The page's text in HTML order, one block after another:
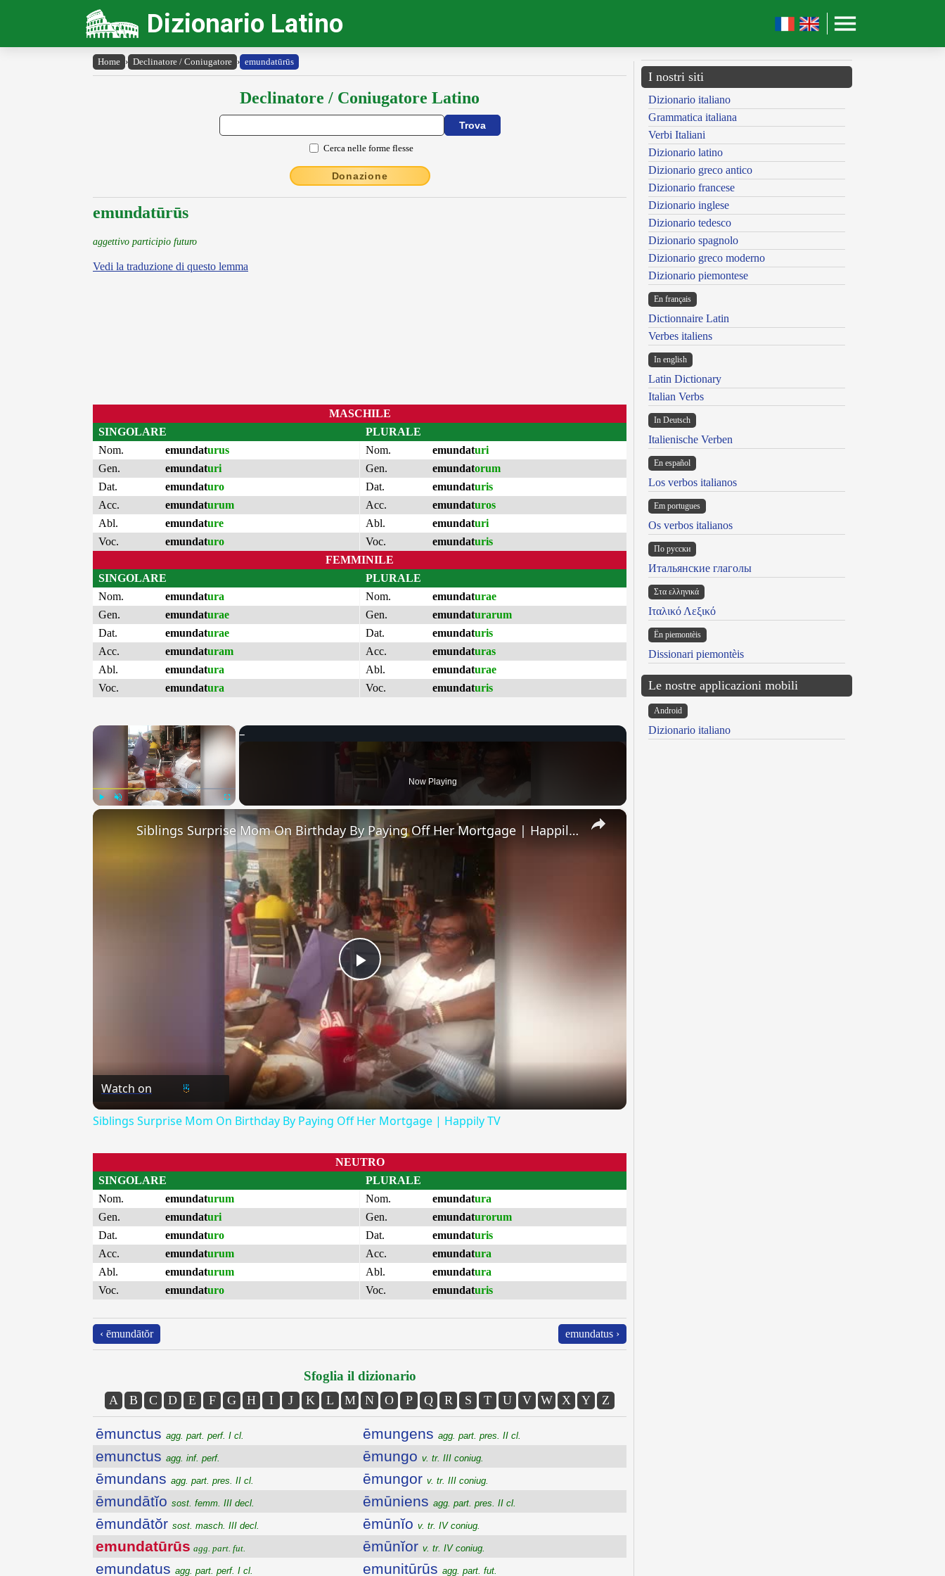
Dizionario Latino
Home › Declinatore / Coniugatore › emundatūrūs
Declinatore / Coniugatore Latino
Cerca nelle forme flesse
Donazione
emundatūrūs
aggettivo participio futuro
Vedi la traduzione di questo lemma
MASCHILE
SINGOLARE
Nom.
emundaturus
Gen.
emundaturi
Dat.
emundaturo
Acc.
emundaturum
Abl.
emundature
Voc.
emundaturo
PLURALE
Nom.
emundaturi
Gen.
emundatorum
Dat.
emundaturis
Acc.
emundaturos
Abl.
emundaturi
Voc.
emundaturis
FEMMINILE
SINGOLARE
Nom.
emundatura
Gen.
emundaturae
Dat.
emundaturae
Acc.
emundaturam
Abl.
emundatura
Voc.
emundatura
PLURALE
Nom.
emundaturae
Gen.
emundaturarum
Dat.
emundaturis
Acc.
emundaturas
Abl.
emundaturae
Voc.
emundaturis
×
Now Playing
×
Play
Video
Siblings Surprise Mom On Birthday By Paying Off Her Mortgage | Happily TV
Watch on
Siblings Surprise Mom On Birthday By Paying Off Her Mortgage | Happily TV
NEUTRO
SINGOLARE
Nom.
emundaturum
Gen.
emundaturi
Dat.
emundaturo
Acc.
emundaturum
Abl.
emundaturum
Voc.
emundaturo
PLURALE
Nom.
emundatura
Gen.
emundaturorum
Dat.
emundaturis
Acc.
emundatura
Abl.
emundatura
Voc.
emundaturis
‹ ēmundātŏr emundatus ›
Sfoglia il dizionario
A B C D E F G H I J K L M N O P Q R S T U V W X Y Z
ēmunctus agg. part. perf. I cl.
emunctus agg. inf. perf.
ēmundans agg. part. pres. II cl.
ēmundātĭo sost. femm. III decl.
ēmundātŏr sost. masch. III decl.
emundatūrūs agg. part. fut.
emundatus agg. part. perf. I cl.
ēmungens agg. part. pres. II cl.
ēmungo v. tr. III coniug.
ēmungor v. tr. III coniug.
ēmūniens agg. part. pres. II cl.
ēmūnĭo v. tr. IV coniug.
ēmūnĭor v. tr. IV coniug.
emunitūrūs agg. part. fut.
I nostri siti
Dizionario italiano
Grammatica italiana
Verbi Italiani
Dizionario latino
Dizionario greco antico
Dizionario francese
Dizionario inglese
Dizionario tedesco
Dizionario spagnolo
Dizionario greco moderno
Dizionario piemontese
En français
Dictionnaire Latin
Verbes italiens
In english
Latin Dictionary
Italian Verbs
In Deutsch
Italienische Verben
En español
Los verbos italianos
Em portugues
Os verbos italianos
По русски
Итальянские глаголы
Στα ελληνικά
Ιταλικό Λεξικό
Ën piemontèis
Dissionari piemontèis
Le nostre applicazioni mobili
Android
Dizionario italiano